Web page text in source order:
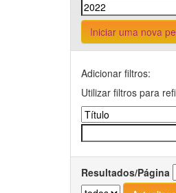
Iniciar uma nova
Adicionar filtros:
Utilizar filtros para
Resultados/Página